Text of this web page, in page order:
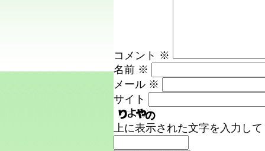
コメント ※
名前 ※
メール ※
サイト
上に表示された文字を入力し